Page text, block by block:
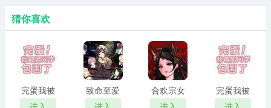
5、新增竞技场“风暴战场”玩法
6、新增“时空守卫”、“堕天大圣”英雄
二、优化调整：
1、优化秘境考古探宝体验，增加跳过动画功能
刷充)
猜你喜欢
完蛋我被
男同学包
致命至爱
中文版
合欢宗女
修传 汉化
完蛋我被
男同学包